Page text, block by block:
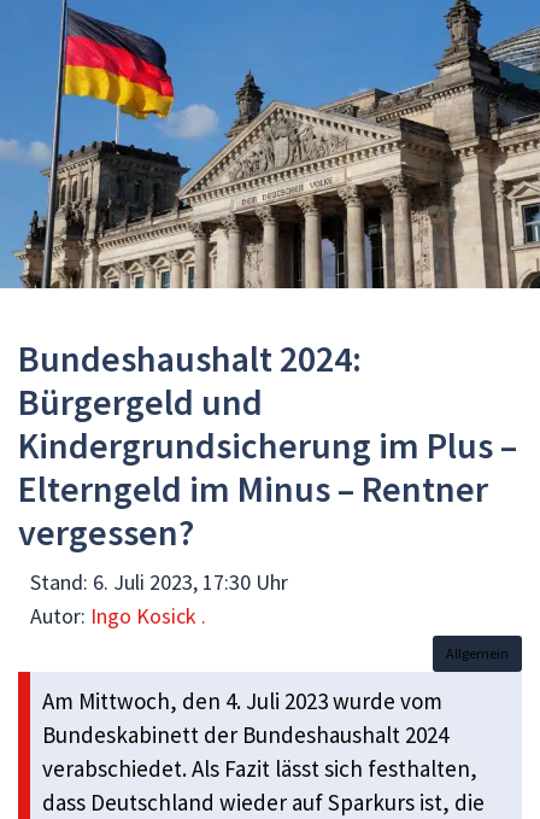
Bundeshaushalt 2024:
Bürgergeld und
Kindergrundsicherung im Plus –
Elterngeld im Minus – Rentner
vergessen?
Stand: 6. Juli 2023, 17:30 Uhr
Autor: Ingo Kosick .
Allgemein
Am Mittwoch, den 4. Juli 2023 wurde vom
Bundeskabinett der Bundeshaushalt 2024
verabschiedet. Als Fazit lässt sich festhalten,
dass Deutschland wieder auf Sparkurs ist, die